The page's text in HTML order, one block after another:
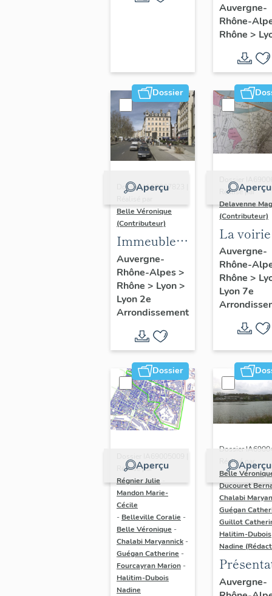
Auvergne-
Rhône-
Rhône >
Dossier
Aperçu
Dossier IA69007823 |
Belle Véronique
(Contributeur)
Immeubles
du secteur
des
Jacobins
Auvergne-
Rhône-Alpes>
Rhône > Lyon>
Lyon 2e
Arrondissement
Aperçu
Dossier
Réalisé par
Delavenne
(Contributeur)
La
secteur
d'étude
"Saint-
André"
(Lyon
Auvergne-
Rhône-
Rhône >
Lyon 7e
Dossier
Aperçu
Réalisé par
Régnier Julie
Mandon Marie-
Cécile
- Belleville Coralie -
Belle Véronique -
Chalabi Maryannick -
Guégan Catherine -
Fourcayran Marion -
Halitim-Dubois
Nadine
Aperçu
Dossier
Réalisé par
Belle
Ducouret
Chalabi
Guégan
Guillot
Halitim-Dubois
Nadine
du
Auvergne-